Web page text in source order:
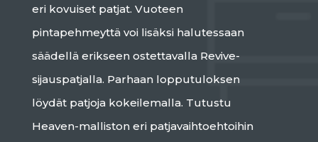
eri kovuiset patjat. Vuoteen
pintapehmeyttä voi lisäksi halutessaan
säädellä erikseen ostettavalla Revive-
sijauspatjalla. Parhaan lopputuloksen
löydät patjoja kokeilemalla. Tutustu
Heaven-malliston eri patjavaihtoehtoihin